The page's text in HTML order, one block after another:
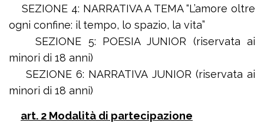
SEZIONE 4: NARRATIVA A TEMA “L’amore oltre
ogni confine: il tempo, lo spazio, la vita”
SEZIONE 5: POESIA JUNIOR (riservata ai
minori di 18 anni)
SEZIONE 6: NARRATIVA JUNIOR (riservata ai
minori di 18 anni)
art. 2 Modalità di partecipazione